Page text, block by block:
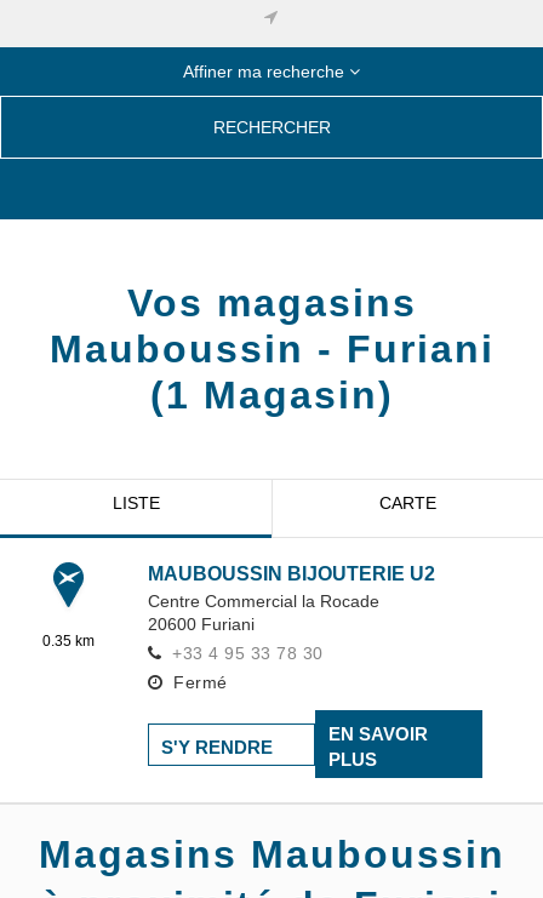
Affiner ma recherche
RECHERCHER
Vos magasins
Mauboussin - Furiani
(1 Magasin)
LISTE CARTE
0.35 km
MAUBOUSSIN BIJOUTERIE U2
Centre Commercial la Rocade
20600 Furiani
+33 4 95 33 78 30
Fermé
EN SAVOIR
PLUS
S'Y RENDRE
Magasins Mauboussin